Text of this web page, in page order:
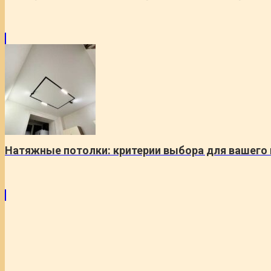
Натяжные потолки: критерии выбора для вашего